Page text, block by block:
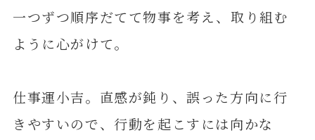
一つずつ順序だてて物事を考え、取り組む
ように心がけて。
仕事運小吉。直感が鈍り、誤った方向に行
きやすいので、行動を起こすには向かな